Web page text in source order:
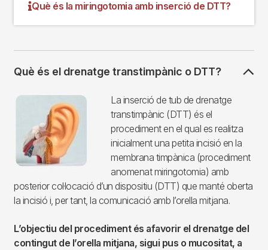
Què és la miringotomia amb inserció de DTT?
Què és el drenatge transtimpànic o DTT?
Imagen
La inserció de tub de drenatge
transtimpànic (DTT) és el
procediment en el qual es realitza
inicialment una petita incisió en la
membrana timpànica (procediment
anomenat miringotomia) amb
posterior col·locació d’un dispositiu (DTT) que manté oberta
la incisió i, per tant, la comunicació amb l’orella mitjana.
L’objectiu del procediment és afavorir el drenatge del
contingut de l’orella mitjana, sigui pus o mucositat, a